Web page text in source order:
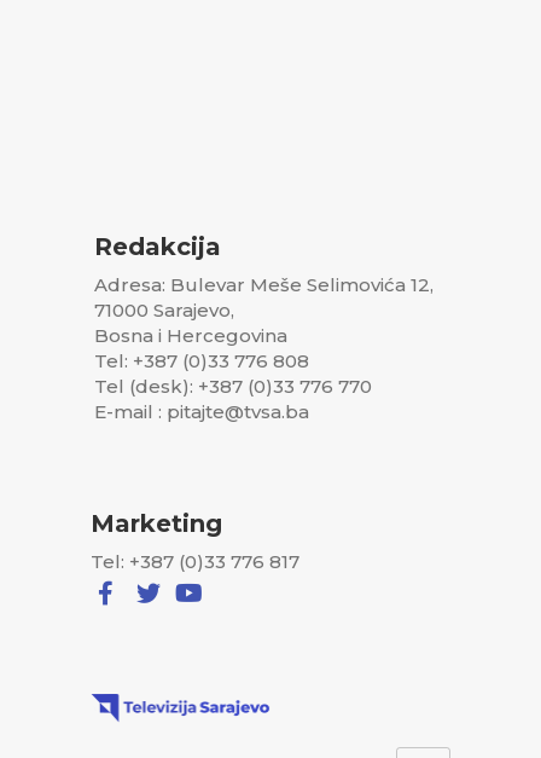
Redakcija
Adresa: Bulevar Meše Selimovića 12,
71000 Sarajevo,
Bosna i Hercegovina
Tel: +387 (0)33 776 808
Tel (desk): +387 (0)33 776 770
E-mail : pitajte@tvsa.ba
Marketing
Tel: +387 (0)33 776 817